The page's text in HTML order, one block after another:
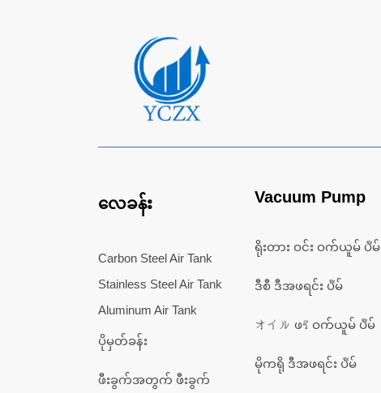
လေခန်း
Carbon Steel Air Tank
Stainless Steel Air Tank
Aluminum Air Tank
ပိုမှတ်ခန်း
ဖီးခွက်အတွက် ဖီးခွက်
Vacuum Pump
ရိုးတား ဝင်း ဝက်ယူမ် ပั๊မ်
ဒီစီ ဒီအဖရင်း ပั๊မ်
オイル ဖรี ဝက်ယူမ် ပั๊မ်
မိုကရို ဒီအဖရင်း ပั๊မ်